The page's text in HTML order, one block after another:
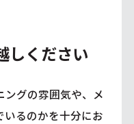
しください
ングの雰囲気や、メ
いるのかを十分にお